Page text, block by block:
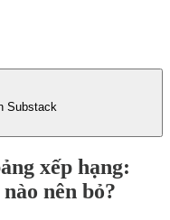
Substack
xếp hạng:
nên bỏ?